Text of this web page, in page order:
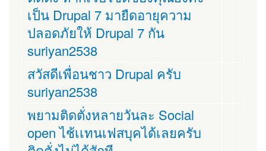
เป็น Drupal 7 มายืดอายุความ
ปลอดภัยให้ Drupal 7 กัน
suriyan2538
สวัสดีเพื่อนชาว Drupal ครับ
suriyan2538
พยามติดตั่งหลายวันละ Social
open ไช้เเทนเฟสบุคได้เลยครับ